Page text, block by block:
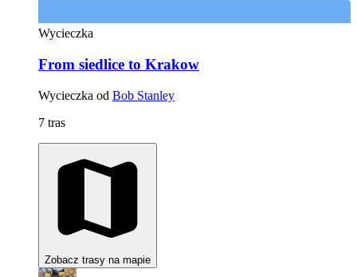
Wycieczka
From siedlice to Krakow
Wycieczka od Bob Stanley
7 tras
Zobacz trasy na mapie